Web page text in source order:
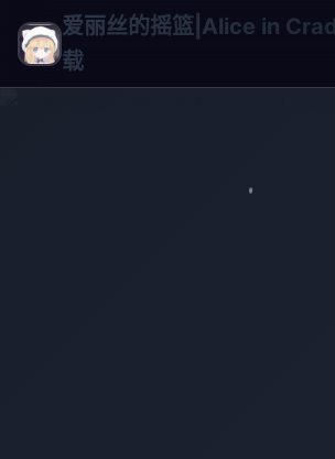
爱丽丝的摇篮|Alice in
载